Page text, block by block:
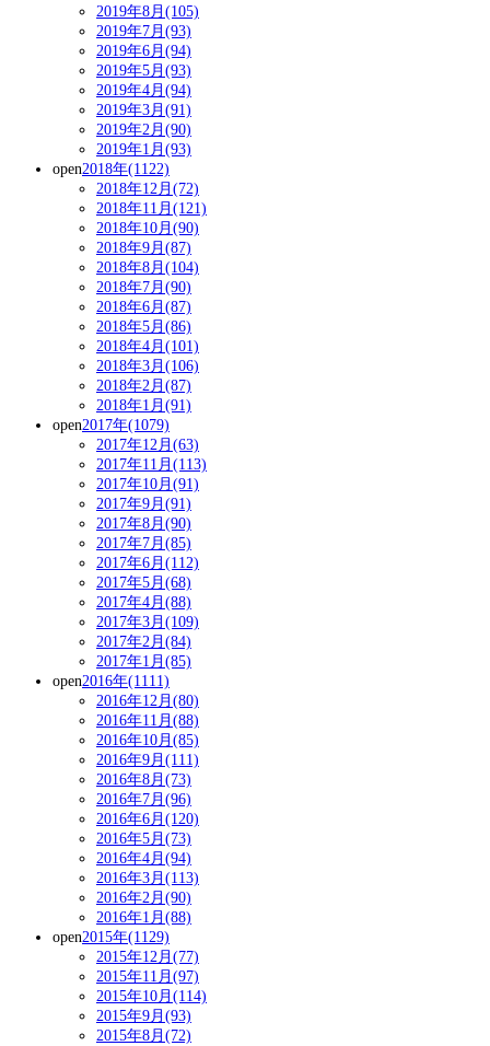
2019年8月(105)
2019年7月(93)
2019年6月(94)
2019年5月(93)
2019年4月(94)
2019年3月(91)
2019年2月(90)
2019年1月(93)
open2018年(1122)
2018年12月(72)
2018年11月(121)
2018年10月(90)
2018年9月(87)
2018年8月(104)
2018年7月(90)
2018年6月(87)
2018年5月(86)
2018年4月(101)
2018年3月(106)
2018年2月(87)
2018年1月(91)
open2017年(1079)
2017年12月(63)
2017年11月(113)
2017年10月(91)
2017年9月(91)
2017年8月(90)
2017年7月(85)
2017年6月(112)
2017年5月(68)
2017年4月(88)
2017年3月(109)
2017年2月(84)
2017年1月(85)
open2016年(1111)
2016年12月(80)
2016年11月(88)
2016年10月(85)
2016年9月(111)
2016年8月(73)
2016年7月(96)
2016年6月(120)
2016年5月(73)
2016年4月(94)
2016年3月(113)
2016年2月(90)
2016年1月(88)
open2015年(1129)
2015年12月(77)
2015年11月(97)
2015年10月(114)
2015年9月(93)
2015年8月(72)